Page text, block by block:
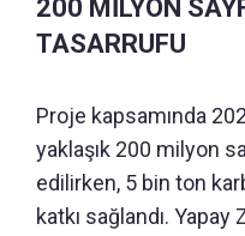
200 MİLYON
TASARRUFU
Proje kapsamında
yaklaşık 200 milyon
edilirken, 5 bin ton
katkı sağlandı.